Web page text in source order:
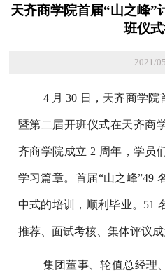
天齐商学院首届“山之峰”
班仪
2021/
4 月 30 日，天齐商学院
暨第二届开班仪式在天齐商
齐商学院成立 2 周年，学员
学习篇章。首届“山之峰”49
中式的培训，顺利毕业。51
推荐、面试考核、集体评议成
集团董事、轮值总经理